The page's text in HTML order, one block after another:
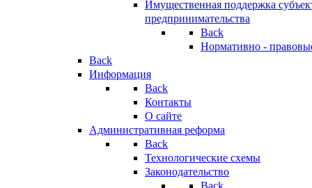
Имущественная поддержка
предпринимательства
Back
Нормативно -
Back
Информация
Back
Контакты
О сайте
Административная реформа
Back
Технологические схемы
Законодательство
Back